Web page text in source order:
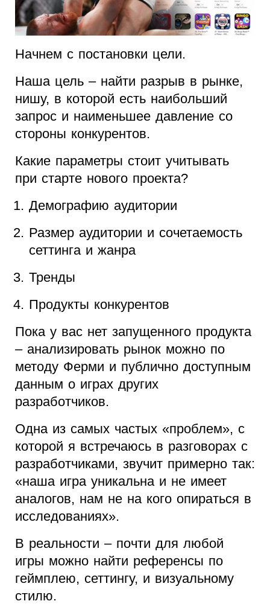
Начнем с постановки цели.
Наша цель – найти разрыв в рынке,
нишу, в которой есть наибольший
запрос и наименьшее давление со
стороны конкурентов.
Какие параметры стоит учитывать
при старте нового проекта?
Демографию аудитории
Размер аудитории и сочетаемость
сеттинга и жанра
Тренды
Продукты конкурентов
Пока у вас нет запущенного продукта
– анализировать рынок можно по
методу Ферми и публично доступным
данным о играх других
разработчиков.
Одна из самых частых «проблем», с
которой я встречаюсь в разговорах с
разработчиками, звучит примерно так:
«наша игра уникальна и не имеет
аналогов, нам не на кого опираться в
исследованиях».
В реальности – почти для любой
игры можно найти референсы по
геймплею, сеттингу, и визуальному
стилю.